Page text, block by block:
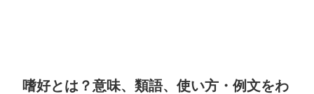
嗜好とは？意味、類語、使い方・例文をわ